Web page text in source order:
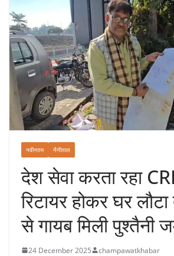
नवीनतम नैनीताल
देश सेवा करता रहा
रिटायर होकर घर
से गायब मिली पुश्तैनी
24 December 2025 champawatkhabar